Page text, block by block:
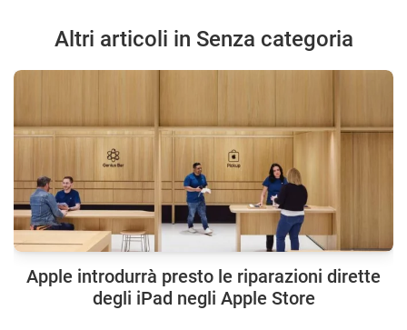
Altri articoli in Senza categoria
Apple introdurrà presto le riparazioni dirette
degli iPad negli Apple Store